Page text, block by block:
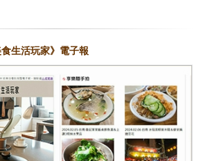
生活玩家》電子報